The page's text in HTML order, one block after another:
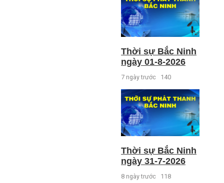
Thời sự Bắc Ninh
ngày 01-8-2026
7 ngày trước 140
Thời sự Bắc Ninh
ngày 31-7-2026
8 ngày trước 118